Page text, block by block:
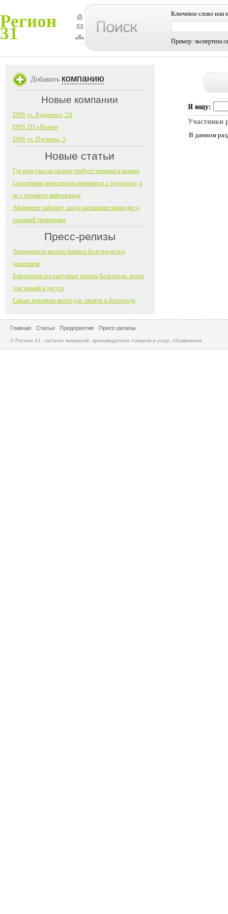
Регион
31
Ключевое слово или
Пример: экспертиза
Я ищу:
Участники
В данном
Добавить компанию
Новые компании
DNS ул. Буденного, 2А
DNS ТЦ «Волна»
DNS ул. Пугачева, 5
Новые статьи
Где прогулка по склону требует техники и правил
Спортивная известность начинается с результата, а
не с громкого инфоповода
Абонемент работает, когда расписание приводит к
реальной тренировке
Пресс-релизы
Ликвидность малого бизнеса Белгорода под
давлением
Библиотеки и культурные центры Белгорода: место
для знаний и досуга
Самые красивые места для закатов в Белгороде
Главная Статьи Предприятия Пресс-релизы
© Регион 31 - каталог компаний, производители товаров и услуг, объявления